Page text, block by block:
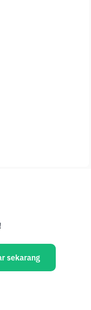
sekarang